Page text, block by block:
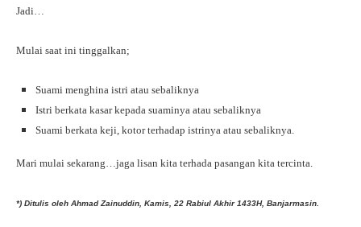
Jadi…
Mulai saat ini tinggalkan;
Suami menghina istri atau sebaliknya
Istri berkata kasar kepada suaminya atau sebaliknya
Suami berkata keji, kotor terhadap istrinya atau sebaliknya.
Mari mulai sekarang…jaga lisan kita terhada pasangan kita tercinta.
*) Ditulis oleh Ahmad Zainuddin, Kamis, 22 Rabiul Akhir 1433H, Banjarmasin.